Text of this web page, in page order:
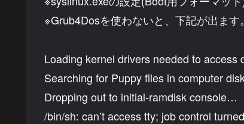
※Grub4Dosを使わないと、下記が出ます
Loading kernel drivers needed to
Searching for Puppy files in computer
Dropping out to initial-ramdisk console…
/bin/sh: can’t access tty; job control